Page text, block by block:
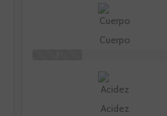
Cuerpo
Acidez